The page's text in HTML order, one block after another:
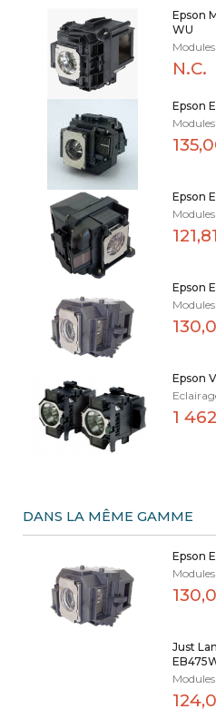
Epson
WU
N.C.
Epson
Epson
Epson
Epson
1
DANS LA MÊME GAMME
Epson
Just